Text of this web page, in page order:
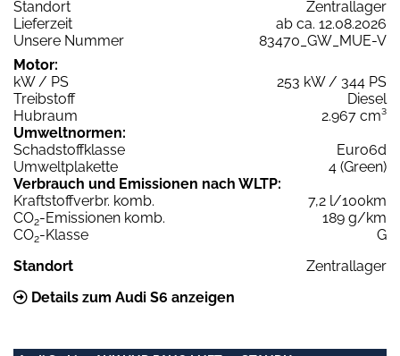
Standort
Zentrallager
Lieferzeit
ab ca. 12.08.2026
Unsere Nummer
83470_GW_MUE-V
Motor:
kW / PS
253 kW / 344 PS
Treibstoff
Diesel
Hubraum
2.967 cm³
Umweltnormen:
Schadstoffklasse
Euro6d
Umweltplakette
4 (Green)
Verbrauch und Emissionen nach WLTP:
Kraftstoffverbr. komb.
7,2 l/100km
CO2-Emissionen komb.
189 g/km
CO2-Klasse
G
Standort
Zentrallager
Details zum Audi S6 anzeigen